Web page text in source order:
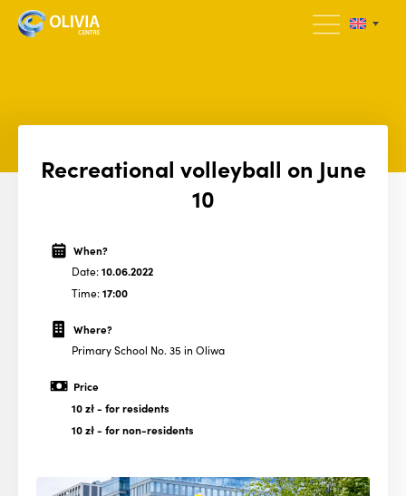
Recreational volleyball on June
10
When?
Date:10.06.2022
Time:17:00
Where?
Primary School No. 35 in Oliwa
Price
10 zł- for residents
10 zł- for non-residents